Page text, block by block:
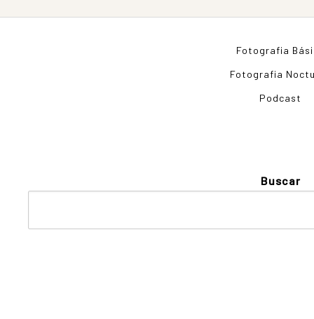
Fotografia
Fotografia
Podcast
Buscar